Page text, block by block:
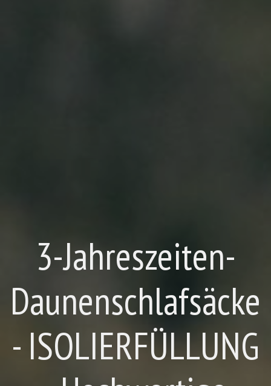
3-Jahreszeiten-
Daunenschlafsäcke
- ISOLIERFÜLLUNG